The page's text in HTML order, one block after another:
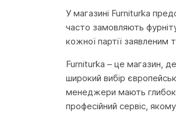
У магазині Furniturka
часто замовляють
кожної партії заявленим
Furniturka – це магазин,
широкий вибір
менеджери мають
професійний сервіс,